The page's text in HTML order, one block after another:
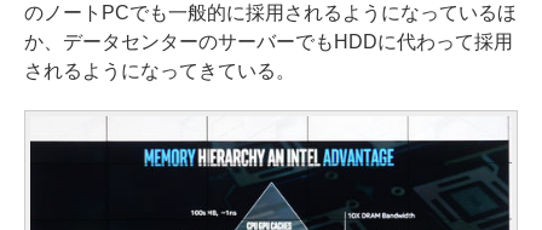
のノートPCでも一般的に採用されるようになっているほ
か、データセンターのサーバーでもHDDに代わって採用
されるようになってきている。